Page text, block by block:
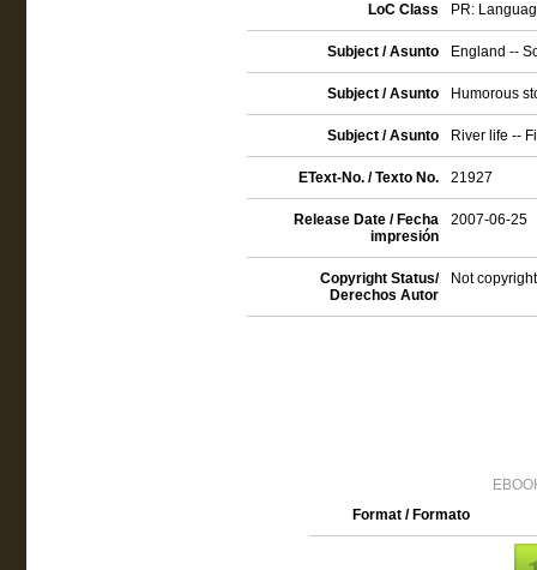
LoC Class PR:
Subject / Asunto England --
Subject / Asunto Humorous
Subject / Asunto River life --
EText-No. / Texto No. 21927
Release Date / Fecha
impresión
2007-06-25
Copyright Status/
Derechos Autor
Not
Format / Formato